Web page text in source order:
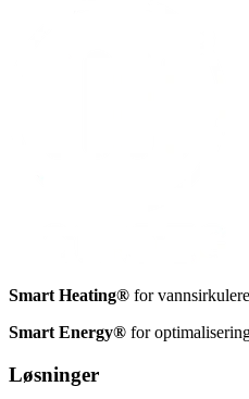
Smart Heating® for
Smart Energy® for
Løsninger